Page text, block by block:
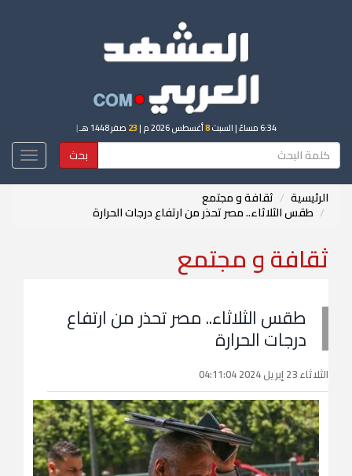
6:34 مساءً | السبت8أغسطس 2026 م | 23 صفر 1448 هـ |
بحث
الرئيسية ثقافة و مجتمع
طقس الثلاثاء.. مصر تحذر من ارتفاع درجات الحرارة
ثقافة و مجتمع
طقس الثلاثاء.. مصر تحذر من ارتفاع
درجات الحرارة
الثلاثاء 23 إبريل 2024 04:11:04